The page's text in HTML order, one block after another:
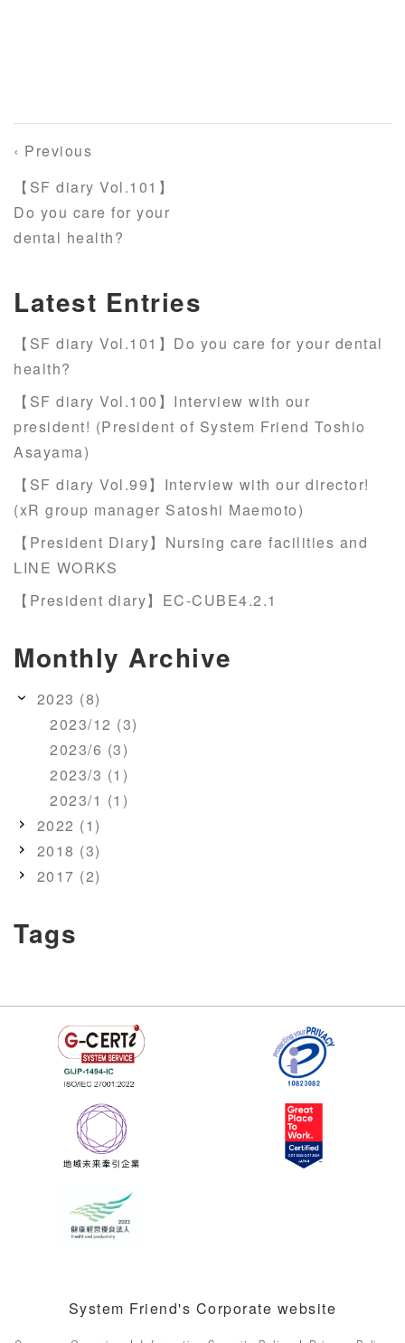
‹ Previous
【SF diary Vol.101】
Do you care for your
dental health?
Latest Entries
【SF diary Vol.101】Do you care for your dental
health?
【SF diary Vol.100】Interview with our
president! (President of System Friend Toshio
Asayama)
【SF diary Vol.99】Interview with our director!
(xR group manager Satoshi Maemoto)
【President Diary】Nursing care facilities and
LINE WORKS
【President diary】EC-CUBE4.2.1
Monthly Archive
2023 (8)
2023/12 (3)
2023/6 (3)
2023/3 (1)
2023/1 (1)
2022 (1)
2018 (3)
2017 (2)
Tags
System Friend's Corporate website